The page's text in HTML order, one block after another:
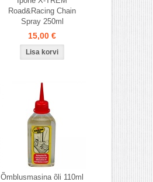
Road&Racing Chain
Spray 250ml
15,00 €
Õmblusmasina õli 110ml